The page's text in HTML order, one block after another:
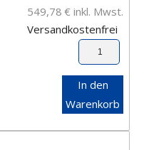
549,78 € inkl. Mwst.
Versandkostenfrei
In den
Warenkorb